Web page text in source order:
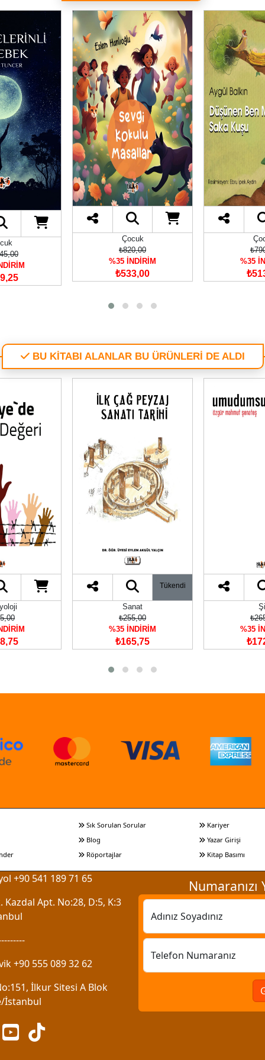
Çocuk
₺820,00
%35 İNDİRİM
₺533,00
%35
BU KİTABI ALANLAR BU ÜRÜNLERİ DE ALDI
Tükendi
Sanat
₺255,00
%35 İNDİRİM
₺165,75
%35
Sık Sorulan Sorular
Blog
Röportajlar
Kariyer
Yazar Girişi
Kitap Basımı
+90 541 189 71 65
Kazdal Apt. No:28, D:5, K:3
+90 555 089 32 62
İlkur Sitesi A Blok
İstanbul
Numaranızı
Adınız Soyadınız
Telefon Numaranız